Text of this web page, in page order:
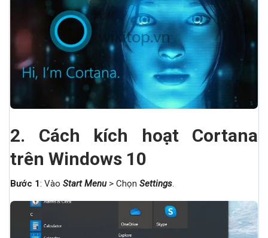
2. Cách kích hoạt Cortana
trên Windows 10
Bước 1: Vào Start Menu> Chọn Settings.